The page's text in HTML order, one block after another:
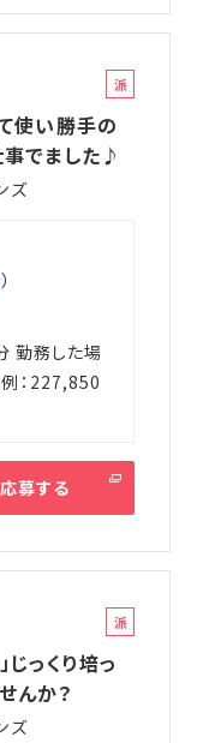
派
使い勝手の
事でました♪
ズ
）
勤務した場
：227,850
応募する
派
じっくり培っ
んか？
ズ